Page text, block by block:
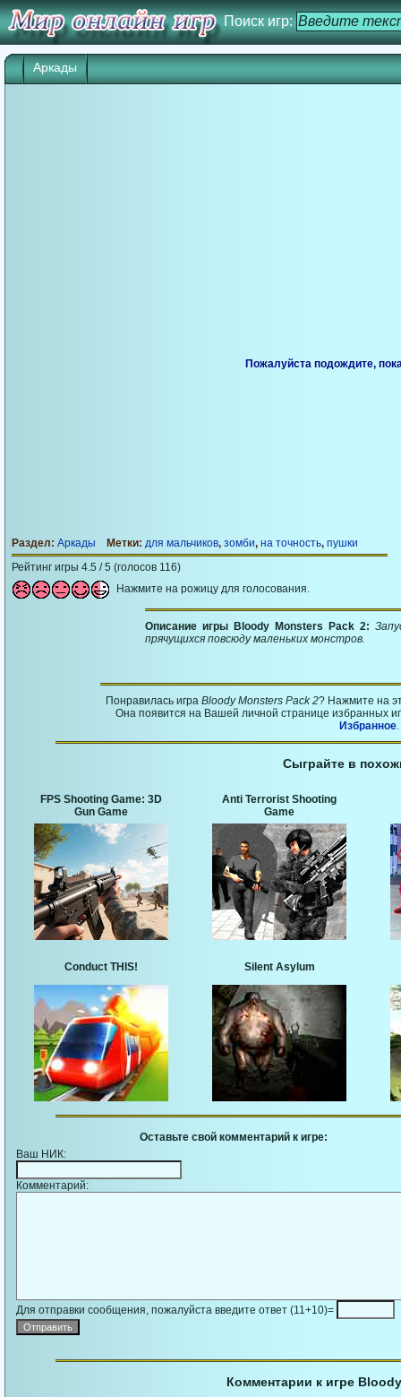
Поиск игр:
Аркады
Игра начнется через 25 сек. Кликните
Раздел: Аркады Метки: для мальчиков, зомби, на точность, пушки
Рейтинг игры 4.5 / 5 (голосов 116)
Нажмите на рожицу для голосования.
Описание игры Bloody Monsters Pack 2:
прячущихся повсюду маленьких монстров.
Понравилась игра Bloody Monsters Pack 2? Нажмите на
Она появится на Вашей личной странице избранных
Избранное.
Сыграйте в
FPS Shooting Game: 3D
Gun Game
Anti Terrorist Shooting
Game
Conduct THIS! Silent Asylum
Оставьте свой комментарий к игре:
Ваш НИК:
Комментарий:
Для отправки сообщения, пожалуйста введите ответ (11+10)=
Комментарии к игре